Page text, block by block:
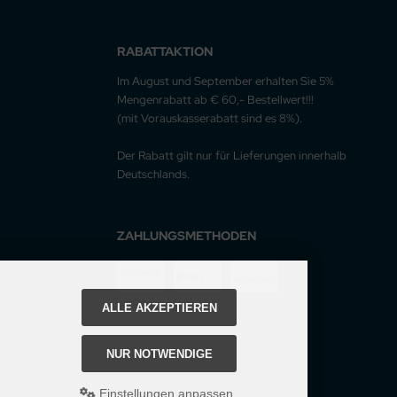
RABATTAKTION
Im August und September erhalten Sie 5%
Mengenrabatt ab € 60,- Bestellwert!!!
(mit Vorauskasserabatt sind es 8%).
Der Rabatt gilt nur für Lieferungen innerhalb
Deutschlands.
ZAHLUNGSMETHODEN
ALLE AKZEPTIEREN
NUR NOTWENDIGE
Einstellungen anpassen